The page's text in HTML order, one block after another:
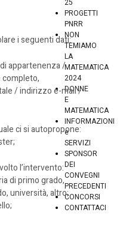
25
PROGETTI
PNRR
NON
TEMIAMO
LA
MATEMATICA
2024
DONNE
E
MATEMATICA
INFORMAZIONI
e
SERVIZI
SPONSOR
DEI
CONVEGNI
PRECEDENTI
CONCORSI
CONTATTACI
i seguenti dati:
appartenenza /
/ indirizzo e-mail /
ci si autopropone:
l’intervento:
di primo grado,
università, altro;